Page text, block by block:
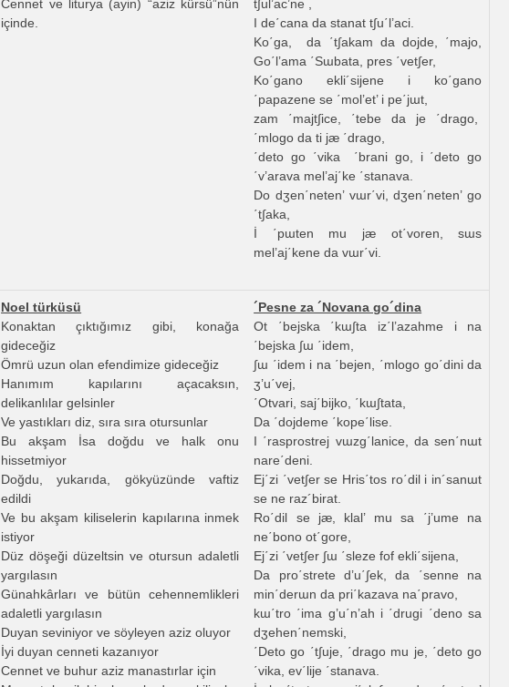
Cennet ve liturya (ayin) “aziz kürsü”nün
içinde.
t∫ul’ac’ne ,
I de΄cana da stanat t∫u΄l’aci.
Ko΄ga, da ΄t∫akam da dojde, ΄majo,
Go΄l’ama ΄Sɯbata, pres ΄vet∫er,
Ko΄gano ekli´sijene i ko΄gano
΄papazene se ΄mol’et’ i pe΄jɯt,
zam ΄majt∫ice, ΄tebe da je ΄drago,
΄mlogo da ti jæ ΄drago,
΄deto go ΄vika ΄brani go, i ΄deto go
΄v’arava mel’aj΄ke ΄stanava.
Do dʒen΄neten’ vɯr΄vi, dʒen΄neten’ go
΄t∫aka,
İ ΄pɯten mu jæ ot΄voren, sɯs
mel’aj΄kene da vɯr΄vi.
Noel türküsü
Konaktan çıktığımız gibi, konağa
gideceğiz
Ömrü uzun olan efendimize gideceğiz
Hanımım kapılarını açacaksın,
delikanlılar gelsinler
Ve yastıkları diz, sıra sıra otursunlar
Bu akşam İsa doğdu ve halk onu
hissetmiyor
Doğdu, yukarıda, gökyüzünde vaftiz
edildi
Ve bu akşam kiliselerin kapılarına inmek
istiyor
Düz döşeği düzeltsin ve otursun adaletli
yargılasın
Günahkârları ve bütün cehennemlikleri
adaletli yargılasın
Duyan seviniyor ve söyleyen aziz oluyor
İyi duyan cenneti kazanıyor
Cennet ve buhur aziz manastırlar için
´Pesne za ´Novana go´dina
Ot ΄bejska ΄kɯ∫ta iz΄l’azahme i na
΄bejska ∫ɯ ΄idem,
∫ɯ ΄idem i na ΄bejen, ΄mlogo go΄dini da
ʒ’u΄vej,
΄Otvari, saj΄bijko, ΄kɯ∫tata,
Da ΄dojdeme ΄kope΄lise.
I ΄rasprostrej vɯzg΄lanice, da sen΄nɯt
nare΄deni.
Ej΄zi ΄vet∫er se Hris΄tos ro΄dil i in´sanɯt
se ne raz´birat.
Ro΄dil se jæ, klal’ mu sa ΄j’ume na
ne΄bono ot΄gore,
Ej΄zi ΄vet∫er ∫ɯ ΄sleze fof ekli΄sijena,
Da pro΄strete d’u΄∫ek, da ΄senne na
min΄derɯn da pri΄kazava na΄pravo,
kɯ΄tro ΄ima g’u΄n’ah i ΄drugi ΄deno sa
dʒehen΄nemski,
΄Deto go ΄t∫uje, ΄drago mu je, ΄deto go
΄vika, ev΄lije ΄stanava.